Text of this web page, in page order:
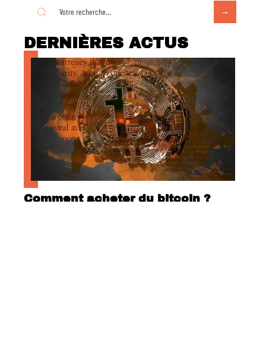
DERNIÈRES ACTUS
Comment acheter du bitcoin ?